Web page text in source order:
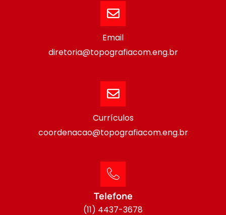
Email
diretoria@topografiacom.eng.br
Currículos
coordenacao@topografiacom.eng.br
Telefone
(11) 4437-3678